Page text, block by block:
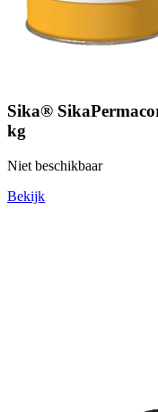
Sika®
kg
Niet beschikbaar
Bekijk